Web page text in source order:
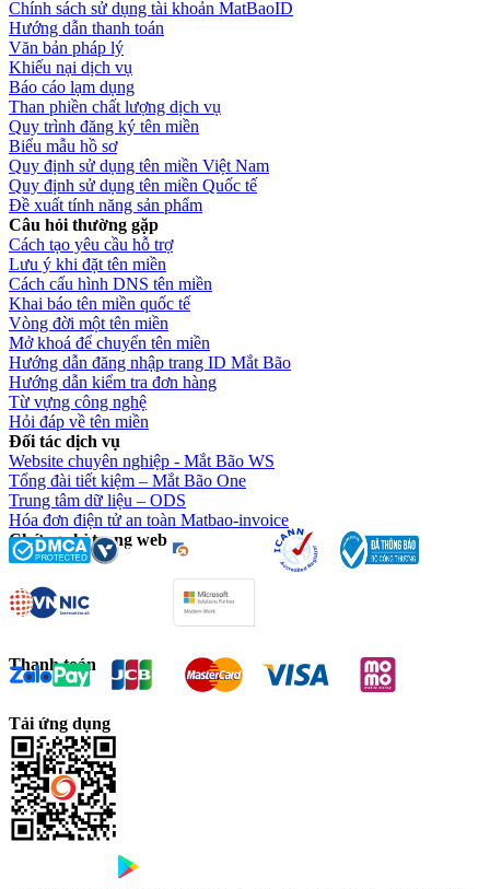
Chính sách sử dụng tài khoản MatBaoID
Hướng dẫn thanh toán
Văn bản pháp lý
Khiếu nại dịch vụ
Báo cáo lạm dụng
Than phiền chất lượng dịch vụ
Quy trình đăng ký tên miền
Biểu mẫu hồ sơ
Quy định sử dụng tên miền Việt Nam
Quy định sử dụng tên miền Quốc tế
Đề xuất tính năng sản phẩm
Câu hỏi thường gặp
Cách tạo yêu cầu hỗ trợ
Lưu ý khi đặt tên miền
Cách cấu hình DNS tên miền
Khai báo tên miền quốc tế
Vòng đời một tên miền
Mở khoá để chuyển tên miền
Hướng dẫn đăng nhập trang ID Mắt Bão
Hướng dẫn kiểm tra đơn hàng
Từ vựng công nghệ
Hỏi đáp về tên miền
Đối tác dịch vụ
Website chuyên nghiệp - Mắt Bão WS
Tổng đài tiết kiệm – Mắt Bão One
Trung tâm dữ liệu – ODS
Hóa đơn điện tử an toàn Matbao-invoice
Chứng chỉ trang web
Thanh toán
Tải ứng dụng